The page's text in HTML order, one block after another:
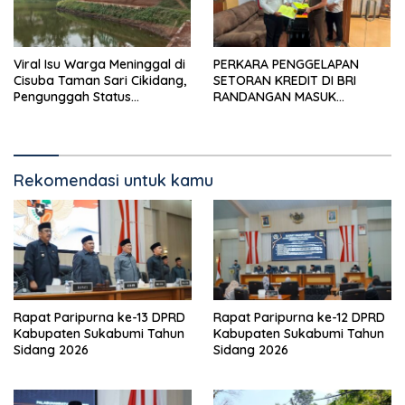
Viral Isu Warga Meninggal di
Cisuba Taman Sari Cikidang,
Pengunggah Status
PERKARA PENGGELAPAN
SETORAN KREDIT DI BRI
RANDANGAN MASUK
Rekomendasi untuk kamu
Rapat Paripurna ke-13 DPRD
Kabupaten Sukabumi Tahun
Sidang 2026
Rapat Paripurna ke-12 DPRD
Kabupaten Sukabumi Tahun
Sidang 2026